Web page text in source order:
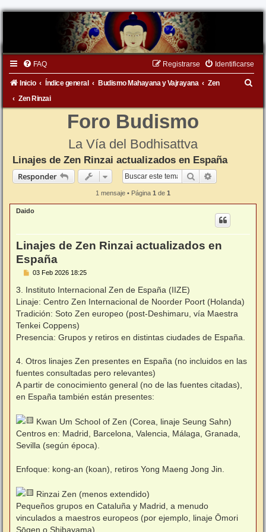
FAQ Identificarse
Registrarse
Inicio Índice general Budismo Mahayana y Vajrayana
Zen
Zen Rinzai
Foro Budismo
La Vía del Bodhisattva
Linajes de Zen Rinzai actualizados en España
Responder
Buscar
1 mensaje • Página 1 de 1
Daido
Linajes de Zen Rinzai actualizados en
España
M
n
a
e
03 Feb 2026 18:25
3. Instituto Internacional Zen de España (IIZE)
Linaje: Centro Zen Internacional de Noorder Poort (Holanda)
Tradición: Soto Zen europeo (post‑Deshimaru, vía Maestra
Tenkei Coppens)
Presencia: Grupos y retiros en distintas ciudades de España.
4. Otros linajes Zen presentes en España (no incluidos en las
fuentes consultadas pero relevantes)
A partir de conocimiento general (no de las fuentes citadas),
en España también están presentes:
Kwan Um School of Zen (Corea, linaje Seung Sahn)
Centros en: Madrid, Barcelona, Valencia, Málaga, Granada,
Sevilla (según época).
Enfoque: kong‑an (koan), retiros Yong Maeng Jong Jin.
Rinzai Zen (menos extendido)
Pequeños grupos en Cataluña y Madrid, a menudo
vinculados a maestros europeos (por ejemplo, linaje Ōmori
Sōgen o Shibayama).